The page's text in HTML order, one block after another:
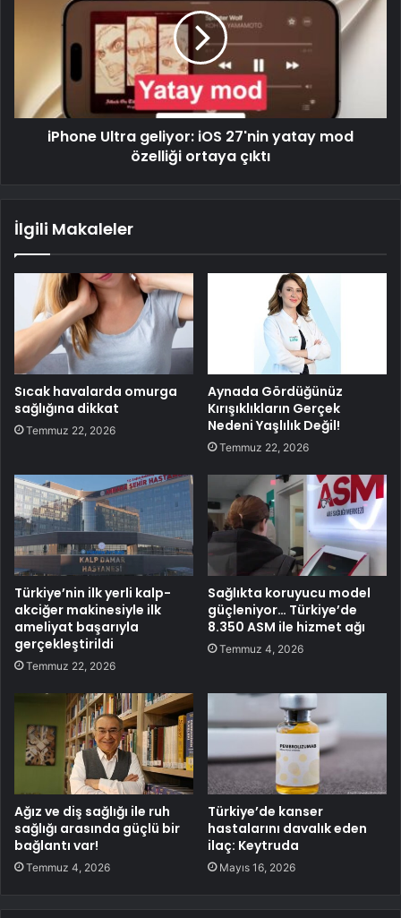
iPhone Ultra geliyor: iOS 27'nin yatay mod
özelliği ortaya çıktı
İlgili Makaleler
Sıcak havalarda omurga
sağlığına dikkat
Temmuz 22, 2026
Aynada Gördüğünüz
Kırışıklıkların Gerçek
Nedeni Yaşlılık Değil!
Temmuz 22, 2026
Türkiye’nin ilk yerli kalp-
akciğer makinesiyle ilk
ameliyat başarıyla
gerçekleştirildi
Temmuz 22, 2026
Sağlıkta koruyucu model
güçleniyor… Türkiye’de
8.350 ASM ile hizmet ağı
Temmuz 4, 2026
Ağız ve diş sağlığı ile ruh
sağlığı arasında güçlü bir
bağlantı var!
Temmuz 4, 2026
Türkiye’de kanser
hastalarını davalık eden
ilaç: Keytruda
Mayıs 16, 2026